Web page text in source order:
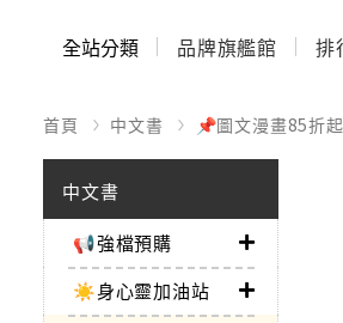
全站分類 品牌旗艦館 排
首頁 中文書 📌圖文漫畫85折起
中文書
📢強檔預購
☀️身心靈加油站